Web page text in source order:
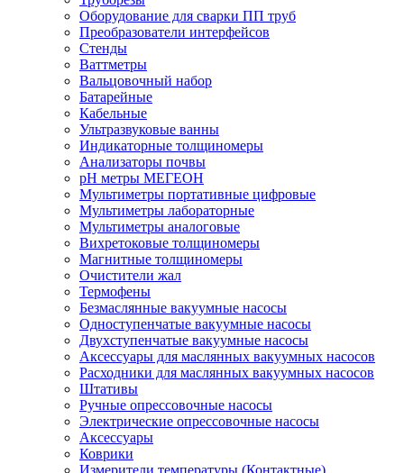
Оборудование для сварки ПП труб
Преобразователи интерфейсов
Стенды
Ваттметры
Вальцовочный набор
Батарейные
Кабельные
Ультразвуковые ванны
Индикаторные толщиномеры
Анализаторы почвы
рН метры МЕГЕОН
Мультиметры портативные цифровые
Мультиметры лабораторные
Мультиметры аналоговые
Вихретоковые толщиномеры
Магнитные толщиномеры
Очистители жал
Термофены
Безмаслянные вакуумные насосы
Одноступенчатые вакуумные насосы
Двухступенчатые вакуумные насосы
Аксессуары для маслянных вакуумных насосов
Расходники для маслянных вакуумных насосов
Штативы
Ручные опрессовочные насосы
Электрические опрессовочные насосы
Аксессуары
Коврики
Измерители температуры (Контактные)